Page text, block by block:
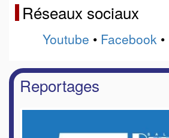
Réseaux sociaux
Youtube • Facebook •
Reportages